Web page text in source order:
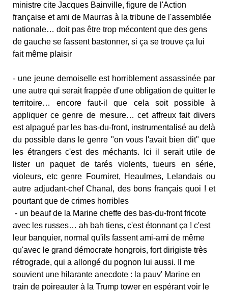
ministre cite Jacques Bainville, figure de l'Action
française et ami de Maurras à la tribune de l'assemblée
nationale… doit pas être trop mécontent que des gens
de gauche se fassent bastonner, si ça se trouve ça lui
fait même plaisir
- une jeune demoiselle est horriblement assassinée par
une autre qui serait frappée d'une obligation de quitter le
territoire… encore faut-il que cela soit possible à
appliquer ce genre de mesure… cet affreux fait divers
est alpagué par les bas-du-front, instrumentalisé au delà
du possible dans le genre "on vous l'avait bien dit" que
les étrangers c'est des méchants. Ici il serait utile de
lister un paquet de tarés violents, tueurs en série,
violeurs, etc genre Fourniret, Heaulmes, Lelandais ou
autre adjudant-chef Chanal, des bons français quoi ! et
pourtant que de crimes horribles
- un beauf de la Marine cheffe des bas-du-front fricote
avec les russes… ah bah tiens, c'est étonnant ça ! c'est
leur banquier, normal qu'ils fassent ami-ami de même
qu'avec le grand démocrate hongrois, fort dirigiste très
rétrograde, qui a allongé du pognon lui aussi. Il me
souvient une hilarante anecdote : la pauv' Marine en
train de poireauter à la Trump tower en espérant voir le